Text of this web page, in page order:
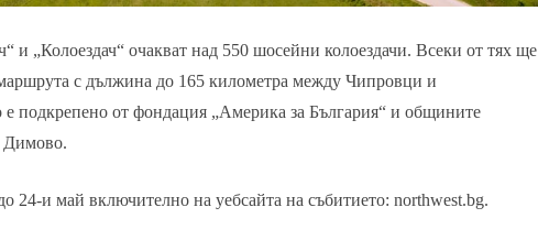
и „Колоездач“ очакват над 550 шосейни колоездачи. Всеки от тях ще
с дължина до 165 километра между Чипровци и
подкрепено от фондация „Америка за България“ и общините
Димово.
24-и май включително на уебсайта на събитието: northwest.bg.